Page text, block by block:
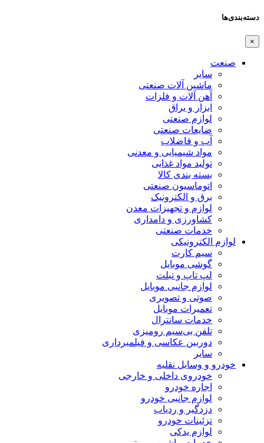
دسته‌بندی‌ها
×
صنعت
سایر
ماشین آلات صنعتی
آهن آلات و فلزات
ابزار و یراق
لوازم صنعتی
ضایعات صنعتی
آب و فاضلاب
مواد شیمیایی و معدنی
تولید مواد غذایی
بسته بندی کالا
اتوماسیون صنعتی
برق و الکترونیک
لوازم و تجهیزات معدن
کشاورزی و دامداری
خدمات صنعتی
لوازم الکترونیکی
سیم کارت
گوشی موبایل
لپ تاپ و تبلت
لوازم جانبی موبایل
صوتی و تصویری
تعمیرات موبایل
خدمات سانترال
تلفن بی‌سیم رومیزی
دوربین عکاسی و فیلمبرداری
سایر
خودرو و وسایل نقلیه
خودروی داخلی و خارجی
اجاره خودرو
لوازم جانبی خودرو
دزدگیر و ردیاب
تزئینات خودرو
لوازم یدکی